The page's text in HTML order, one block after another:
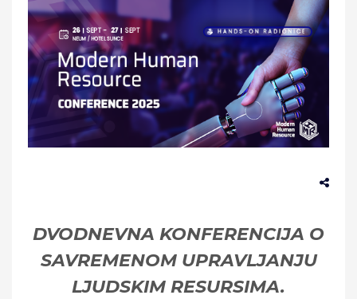
DVODNEVNA KONFERENCIJA O
SAVREMENOM UPRAVLJANJU
LJUDSKIM RESURSIMA.